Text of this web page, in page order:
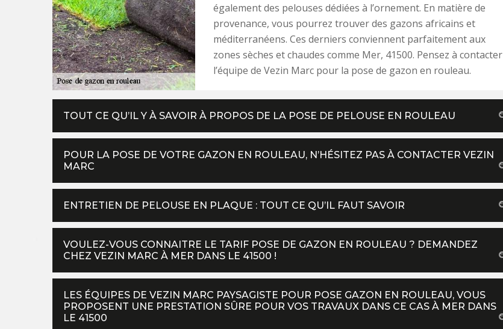
également des pelouses dédiées à l’ornement. En matière de
provenance, vous pourrez trouver des gazons africains et
méditerranéens. Ces derniers conviennent parfaitement aux
zones sèches et chaudes comme Mer, 41500. Pensez à contacter
l’équipe de Vezin Marc pour la pose de gazon en rouleau.
TOUT CE QU’IL Y À SAVOIR À PROPOS DE LA POSE DE PELOUSE EN ROULEAU
POUR LA POSE DE VOTRE GAZON EN ROULEAU, N’HÉSITEZ PAS À CONTACTER VEZIN
MARC
ENTRETIEN DE PELOUSE EN PLAQUE : TOUT CE QU’IL FAUT SAVOIR
VOULEZ-VOUS CONNAITRE LE TARIF POSE DE GAZON EN ROULEAU ? DEMANDEZ
CHEZ VEZIN MARC À MER DANS LE 41500 !
LES ÉQUIPES DE VEZIN MARC PAYSAGISTE POUR POSE GAZON EN ROULEAU, VOUS
PROPOSENT UNE PRESTATION SÛRE POUR VOS TRAVAUX DANS CE CAS À MER DANS
LE 41500